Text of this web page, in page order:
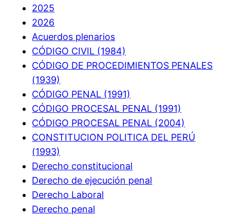
2025
2026
Acuerdos plenarios
CÓDIGO CIVIL (1984)
CÓDIGO DE PROCEDIMIENTOS PENALES
(1939)
CÓDIGO PENAL (1991)
CÓDIGO PROCESAL PENAL (1991)
CÓDIGO PROCESAL PENAL (2004)
CONSTITUCION POLITICA DEL PERÚ
(1993)
Derecho constitucional
Derecho de ejecución penal
Derecho Laboral
Derecho penal